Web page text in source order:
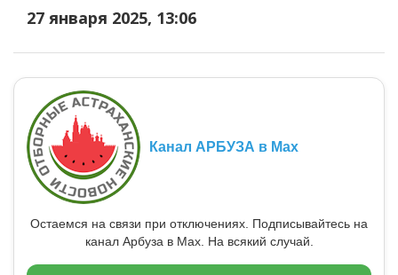
27 января 2025, 13:06
Канал АРБУЗА в Max
Остаемся на связи при отключениях. Подписывайтесь на
канал Арбуза в Max. На всякий случай.